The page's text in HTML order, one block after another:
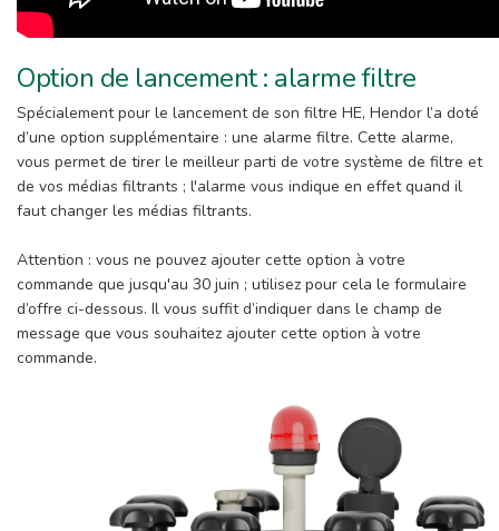
Option de lancement : alarme filtre
Spécialement pour le lancement de son filtre HE, Hendor l’a doté
d’une option supplémentaire : une alarme filtre. Cette alarme,
vous permet de tirer le meilleur parti de votre système de filtre et
de vos médias filtrants ; l'alarme vous indique en effet quand il
faut changer les médias filtrants.
Attention : vous ne pouvez ajouter cette option à votre
commande que jusqu'au 30 juin ; utilisez pour cela le formulaire
d’offre ci-dessous. Il vous suffit d’indiquer dans le champ de
message que vous souhaitez ajouter cette option à votre
commande.